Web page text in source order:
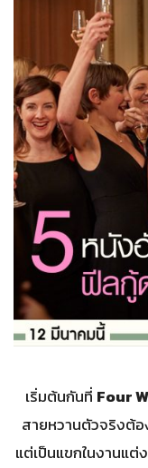
เริ่มต้นกันที่ Four
สายหวานตัวจริงต้อ
แต่เป็นแขกในงานแต่